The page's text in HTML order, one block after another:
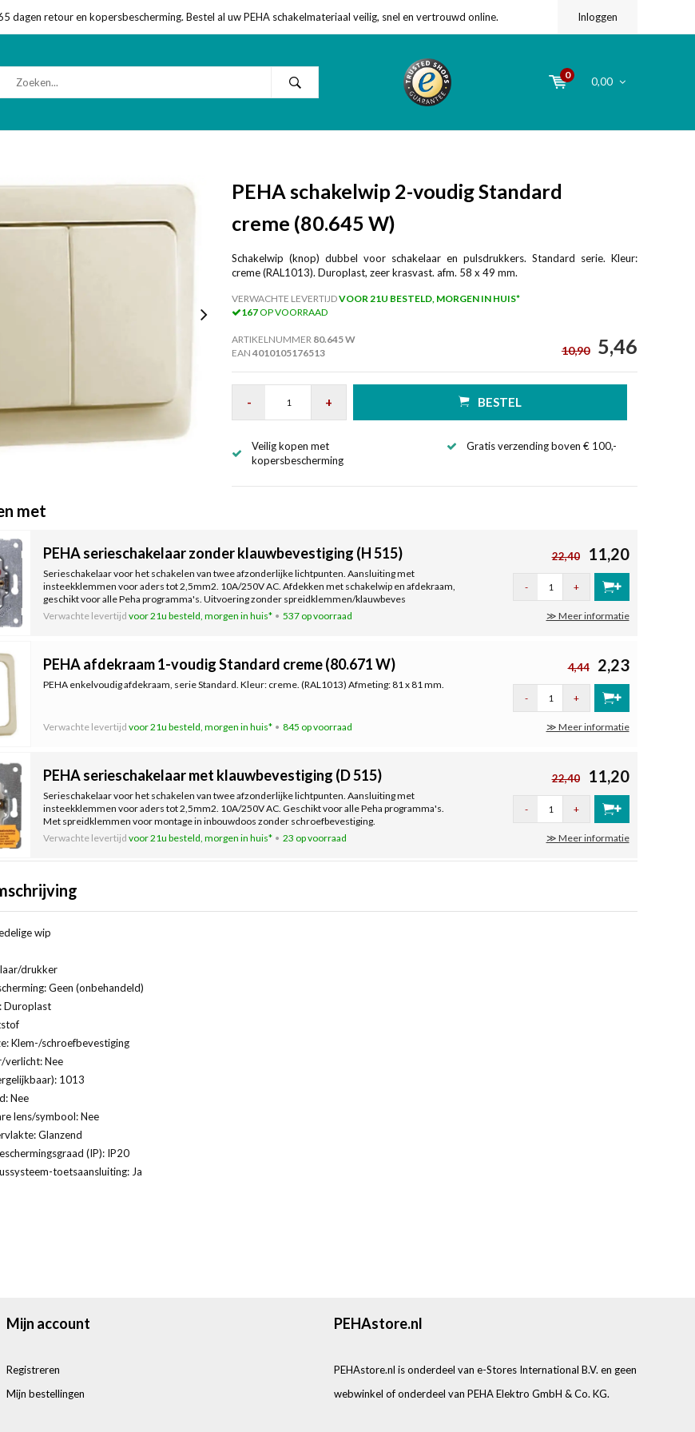
dagen retour en kopersbescherming. Bestel al uw PEHA schakelmateriaal veilig, snel en vertrouwd online. Inloggen
0
0,00
PEHA schakelwip 2-voudig Standard
creme (80.645 W)
Schakelwip (knop) dubbel voor schakelaar en pulsdrukkers. Standard serie. Kleur:
creme (RAL1013). Duroplast, zeer krasvast. afm. 58 x 49 mm.
VERWACHTE LEVERTIJDVOOR 21U BESTELD, MORGEN IN HUIS*
167OP VOORRAAD
ARTIKELNUMMER 80.645 W
EAN 4010105176513 10,90 5,46
- + BESTEL
Veilig kopen met
kopersbescherming
Gratis verzending boven € 100,-
met
PEHA serieschakelaar zonder klauwbevestiging (H 515)
Serieschakelaar voor het schakelen van twee afzonderlijke lichtpunten. Aansluiting met
insteekklemmen voor aders tot 2,5mm2. 10A/250V AC. Afdekken met schakelwip en afdekraam,
geschikt voor alle Peha programma's. Uitvoering zonder spreidklemmen/klauwbeves
Verwachte levertijd voor 21u besteld, morgen in huis* 537 op voorraad
22,40 11,20
- +
≫ Meer informatie
PEHA afdekraam 1-voudig Standard creme (80.671 W)
PEHA enkelvoudig afdekraam, serie Standard. Kleur: creme. (RAL1013) Afmeting: 81 x 81 mm.
Verwachte levertijd voor 21u besteld, morgen in huis* 845 op voorraad
4,44 2,23
- +
≫ Meer informatie
PEHA serieschakelaar met klauwbevestiging (D 515)
Serieschakelaar voor het schakelen van twee afzonderlijke lichtpunten. Aansluiting met
insteekklemmen voor aders tot 2,5mm2. 10A/250V AC. Geschikt voor alle Peha programma's.
Met spreidklemmen voor montage in inbouwdoos zonder schroefbevestiging.
Verwachte levertijd voor 21u besteld, morgen in huis* 23 op voorraad
22,40 11,20
- +
≫ Meer informatie
wip
drukker
Geen (onbehandeld)
Duroplast
Klem-/schroefbevestiging
verlicht: Nee
1013
Nee
lens/symbool: Nee
Glanzend
(IP): IP20
toetsaansluiting: Ja
Mijn account
Registreren
Mijn bestellingen
PEHAstore.nl
PEHAstore.nl is onderdeel van e-Stores International B.V. en geen
webwinkel of onderdeel van PEHA Elektro GmbH & Co. KG.